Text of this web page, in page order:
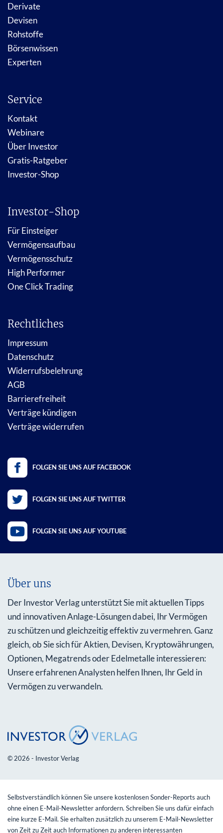
Derivate
Devisen
Rohstoffe
Börsenwissen
Experten
Service
Kontakt
Webinare
Über Investor
Gratis-Ratgeber
Investor-Shop
Investor-Shop
Für Einsteiger
Vermögensaufbau
Vermögensschutz
High Performer
One Click Trading
Rechtliches
Impressum
Datenschutz
Widerrufsbelehrung
AGB
Barrierefreiheit
Verträge kündigen
Verträge widerrufen
FOLGEN SIE UNS AUF FACEBOOK
FOLGEN SIE UNS AUF TWITTER
FOLGEN SIE UNS AUF YOUTUBE
Über uns
Der Investor Verlag unterstützt Sie mit aktuellen Tipps
und innovativen Anlage-Lösungen dabei, Ihr Vermögen
zu schützen und gleichzeitig effektiv zu vermehren. Ganz
gleich, ob Sie sich für Aktien, Devisen, Kryptowährungen,
Optionen, Megatrends oder Edelmetalle interessieren:
Unsere erfahrenen Analysten helfen Ihnen, Ihr Geld in
Vermögen zu verwandeln.
© 2026 - Investor Verlag
Selbstverständlich können Sie unsere kostenlosen Sonder-Reports auch
ohne einen E-Mail-Newsletter anfordern. Schreiben Sie uns dafür einfach
eine kurze E-Mail. Sie erhalten zusätzlich zu unserem E-Mail-Newsletter
von Zeit zu Zeit auch Informationen zu anderen interessanten